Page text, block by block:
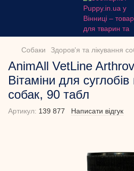
Собаки Здоров'я та лікування
AnimAll VetLine
Вітаміни для
собак, 90 табл
Артикул: 139 877 Написати відгук